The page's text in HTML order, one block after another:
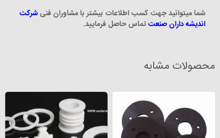
شما میتوانید جهت کسب اطلاعات بیشتر با مشاوران فنی شرکت
اندیشه داران صنعت تماس حاصل فرمایید.
محصولات مشابه